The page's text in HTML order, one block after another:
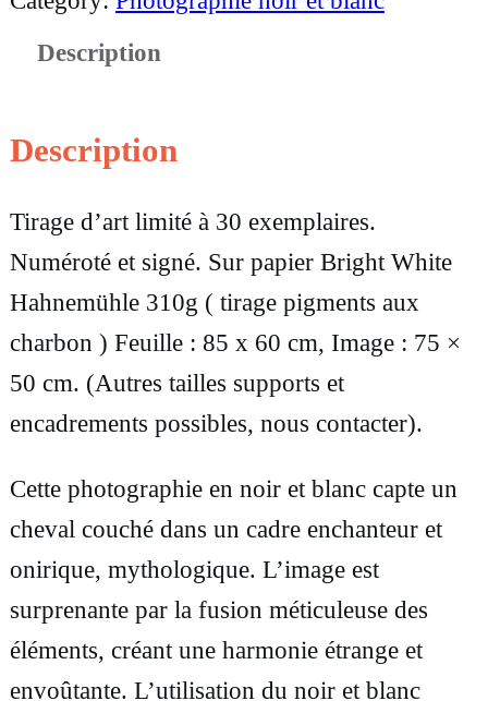
t
d
e
G
r
a
n
e
p
h
o
t
Description
Description
Tirage d’art limité à 30 exemplaires.
Numéroté et signé. Sur papier Bright White
Hahnemühle 310g ( tirage pigments aux
charbon ) Feuille : 85 x 60 cm, Image : 75 ×
50 cm. (Autres tailles supports et
encadrements possibles, nous contacter).
Cette photographie en noir et blanc capte un
cheval couché dans un cadre enchanteur et
onirique, mythologique. L’image est
surprenante par la fusion méticuleuse des
éléments, créant une harmonie étrange et
envoûtante. L’utilisation du noir et blanc